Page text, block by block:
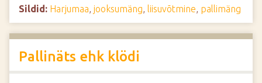
Sildid: Harjumaa, jooksumäng, liisuvõtmine, pallimäng
Pallinäts ehk klödi